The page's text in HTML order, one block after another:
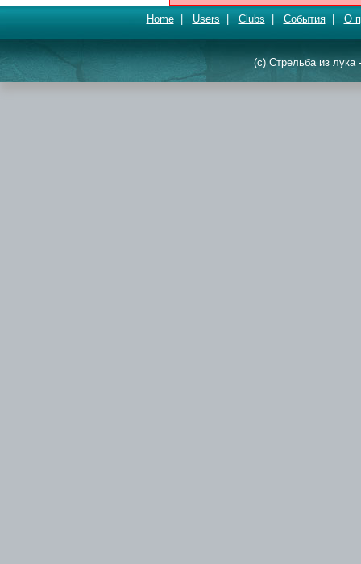
Home| Users Clubs События| О
(c) Стрельба из лука